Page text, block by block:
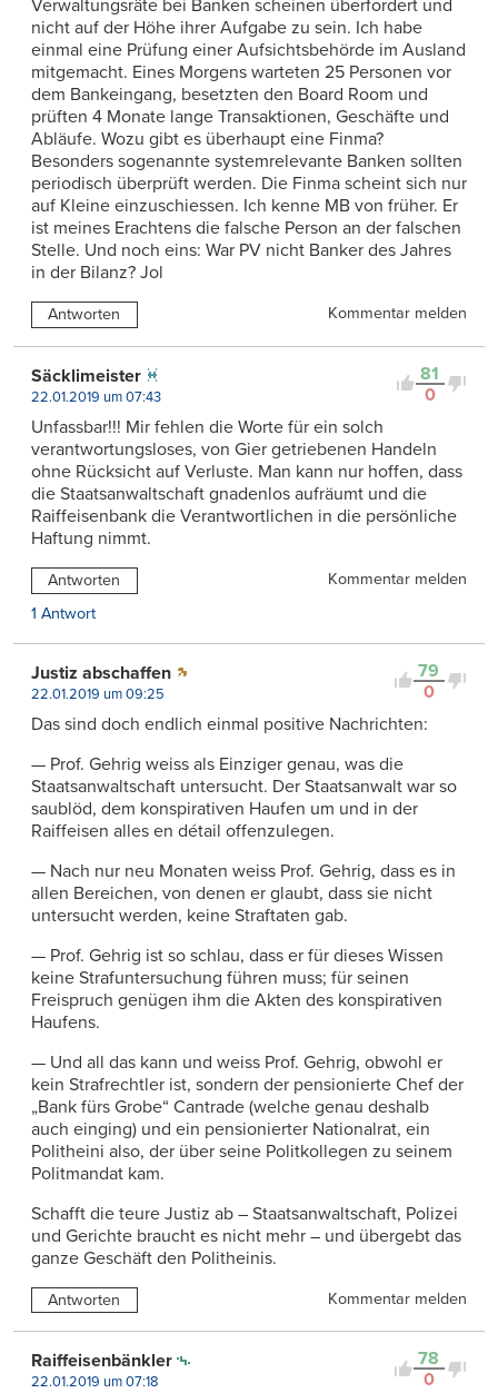
Verwaltungsräte bei Banken scheinen überfordert und
nicht auf der Höhe ihrer Aufgabe zu sein. Ich habe
einmal eine Prüfung einer Aufsichtsbehörde im Ausland
mitgemacht. Eines Morgens warteten 25 Personen vor
dem Bankeingang, besetzten den Board Room und
prüften 4 Monate lange Transaktionen, Geschäfte und
Abläufe. Wozu gibt es überhaupt eine Finma?
Besonders sogenannte systemrelevante Banken sollten
periodisch überprüft werden. Die Finma scheint sich nur
auf Kleine einzuschiessen. Ich kenne MB von früher. Er
ist meines Erachtens die falsche Person an der falschen
Stelle. Und noch eins: War PV nicht Banker des Jahres
in der Bilanz? Jol
Antworten Kommentar melden
81
0
Säcklimeister
22.01.2019 um 07:43
Unfassbar!!! Mir fehlen die Worte für ein solch
verantwortungsloses, von Gier getriebenen Handeln
ohne Rücksicht auf Verluste. Man kann nur hoffen, dass
die Staatsanwaltschaft gnadenlos aufräumt und die
Raiffeisenbank die Verantwortlichen in die persönliche
Haftung nimmt.
Antworten
Kommentar melden
1 Antwort
79
0
Justiz abschaffen
22.01.2019 um 09:25
Das sind doch endlich einmal positive Nachrichten:
— Prof. Gehrig weiss als Einziger genau, was die
Staatsanwaltschaft untersucht. Der Staatsanwalt war so
saublöd, dem konspirativen Haufen um und in der
Raiffeisen alles en détail offenzulegen.
— Nach nur neu Monaten weiss Prof. Gehrig, dass es in
allen Bereichen, von denen er glaubt, dass sie nicht
untersucht werden, keine Straftaten gab.
— Prof. Gehrig ist so schlau, dass er für dieses Wissen
keine Strafuntersuchung führen muss; für seinen
Freispruch genügen ihm die Akten des konspirativen
Haufens.
— Und all das kann und weiss Prof. Gehrig, obwohl er
kein Strafrechtler ist, sondern der pensionierte Chef der
„Bank fürs Grobe“ Cantrade (welche genau deshalb
auch einging) und ein pensionierter Nationalrat, ein
Politheini also, der über seine Politkollegen zu seinem
Politmandat kam.
Schafft die teure Justiz ab – Staatsanwaltschaft, Polizei
und Gerichte braucht es nicht mehr – und übergebt das
ganze Geschäft den Politheinis.
Antworten Kommentar melden
78
0
Raiffeisenbänkler
22.01.2019 um 07:18